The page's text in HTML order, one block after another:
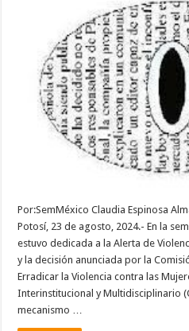
Por:SemMéxico Claudia Espinosa
Potosí, 23 de agosto, 2024.- En la
estuvo dedicada a la Alerta de
y la decisión anunciada por la
Erradicar la Violencia contra las
Interinstitucional y Multidisciplinario
mecanismo …